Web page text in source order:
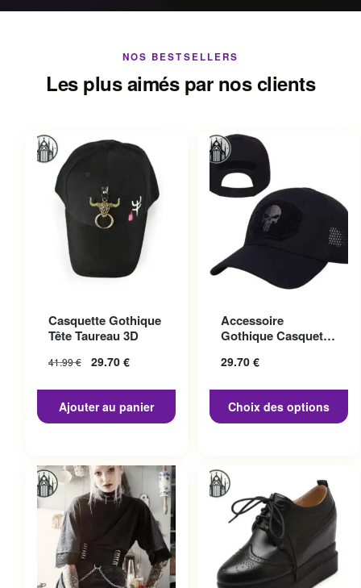
NOS BESTSELLERS
Les plus aimés par nos clients
Casquette Gothique
Tête Taureau 3D
41.99€ 29.70 €
Ajouter au panier
Accessoire
Gothique Casquette
29.70 €
Choix des options
variations. Les options
peuvent être choisies sur la
page du produit